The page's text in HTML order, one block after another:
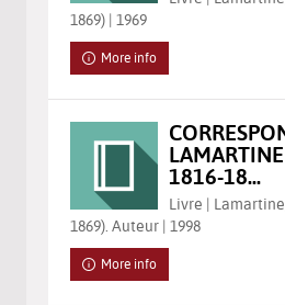
1869) | 1969
More info
1816-18...
Livre |
1869). Auteur | 1998
More info